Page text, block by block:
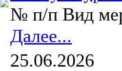
№ п/п Вид
Далее...
25.06.2026